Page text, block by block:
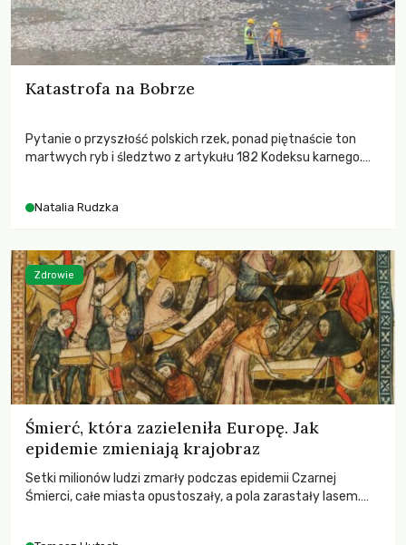
Katastrofa na Bobrze
Pytanie o przyszłość polskich rzek, ponad piętnaście ton
martwych ryb i śledztwo z artykułu 182 Kodeksu karnego.
zdarzeń prowadzących do biologicznej śmierci rzeki.
Natalia Rudzka
Śmierć, która zazieleniła Europę. Jak
epidemie zmieniają krajobraz
Setki milionów ludzi zmarły podczas epidemii Czarnej
Śmierci, całe miasta opustoszały, a pola zarastały lasem.
Zdrowie